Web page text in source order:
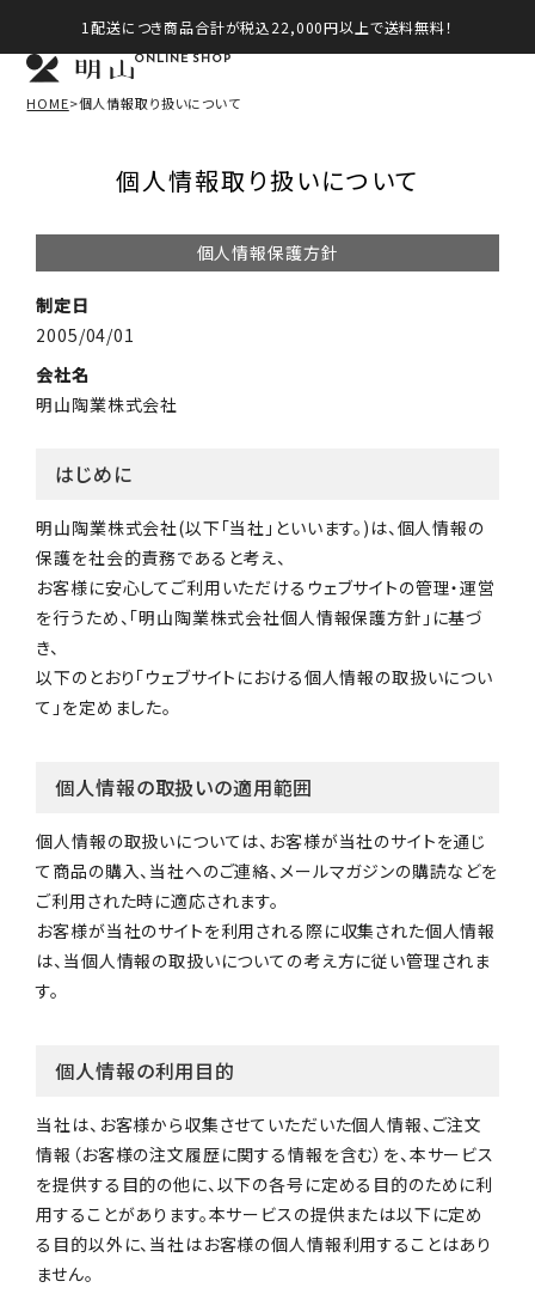
1配送につき商品合計が税込22,000円以上で送料無料！
ONLINE SHOP
HOME 個人情報取り扱いについて
個人情報取り扱いについて
個人情報保護方針
制定日
2005/04/01
会社名
明山陶業株式会社
はじめに
明山陶業株式会社(以下「当社」といいます。)は、個人情報の
保護を社会的責務であると考え、
お客様に安心してご利用いただけるウェブサイトの管理・運営
を行うため、「明山陶業株式会社個人情報保護方針」に基づ
き、
以下のとおり「ウェブサイトにおける個人情報の取扱いについ
て」を定めました。
個人情報の取扱いの適用範囲
個人情報の取扱いについては、お客様が当社のサイトを通じ
て商品の購入、当社へのご連絡、メールマガジンの購読などを
ご利用された時に適応されます。
お客様が当社のサイトを利用される際に収集された個人情報
は、当個人情報の取扱いについての考え方に従い管理されま
す。
個人情報の利用目的
当社は、お客様から収集させていただいた個人情報、ご注文
情報（お客様の注文履歴に関する情報を含む）を、本サービス
を提供する目的の他に、以下の各号に定める目的のために利
用することがあります。本サービスの提供または以下に定め
る目的以外に、当社はお客様の個人情報利用することはあり
ません。